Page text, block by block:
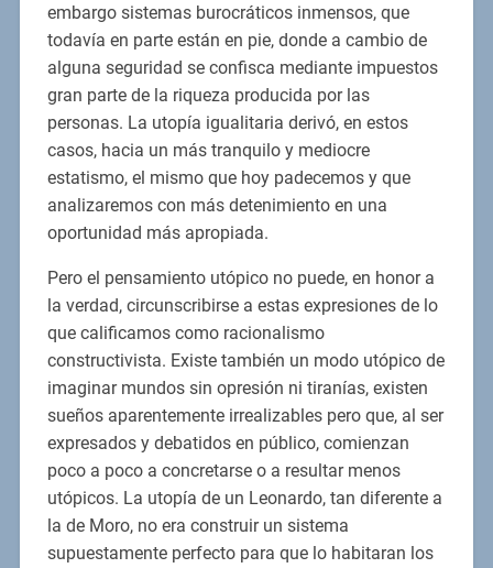
embargo sistemas burocráticos inmensos, que
todavía en parte están en pie, donde a cambio de
alguna seguridad se confisca mediante impuestos
gran parte de la riqueza producida por las
personas. La utopía igualitaria derivó, en estos
casos, hacia un más tranquilo y mediocre
estatismo, el mismo que hoy padecemos y que
analizaremos con más detenimiento en una
oportunidad más apropiada.
Pero el pensamiento utópico no puede, en honor a
la verdad, circunscribirse a estas expresiones de lo
que calificamos como racionalismo
constructivista. Existe también un modo utópico de
imaginar mundos sin opresión ni tiranías, existen
sueños aparentemente irrealizables pero que, al ser
expresados y debatidos en público, comienzan
poco a poco a concretarse o a resultar menos
utópicos. La utopía de un Leonardo, tan diferente a
la de Moro, no era construir un sistema
supuestamente perfecto para que lo habitaran los